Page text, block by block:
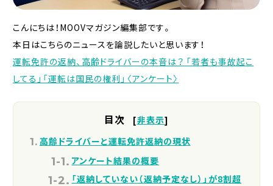
こんにちは！MOOVマガジン編集部です。
本日はこちらのニュースを論説したいと思います！
運転免許の返納、高齢ドライバーの本音は？ 「若者も事故起こ
してる」「運転は国民の権利」〈アンケート〉
目次 [非表示]
高齢ドライバーと運転免許返納の現状
アンケート結果の概要
「返納していない（返納予定なし）」が8割超